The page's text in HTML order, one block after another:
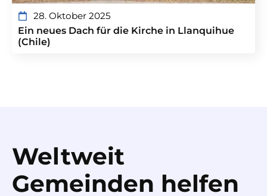
28. Oktober 2025
Ein neues Dach für die Kirche in Llanquihue
(Chile)
Weltweit
Gemeinden helfen